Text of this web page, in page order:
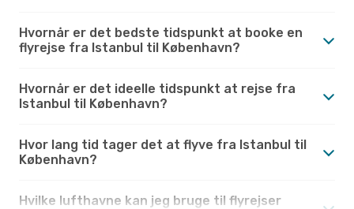
Hvornår er det bedste tidspunkt at booke en
flyrejse fra Istanbul til København?
Hvornår er det ideelle tidspunkt at rejse fra
Istanbul til København?
Hvor lang tid tager det at flyve fra Istanbul til
København?
Hvilke lufthavne kan jeg bruge til flyrejser